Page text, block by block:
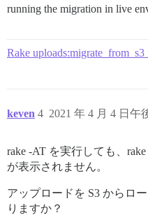
running the migration in live
Rake uploads:migrate_from_s3
keven 2021 年 4 月 4 日午
4
rake -AT を実行しても、rake
が表示されません。
アップロードを S3 からロ
りますか？